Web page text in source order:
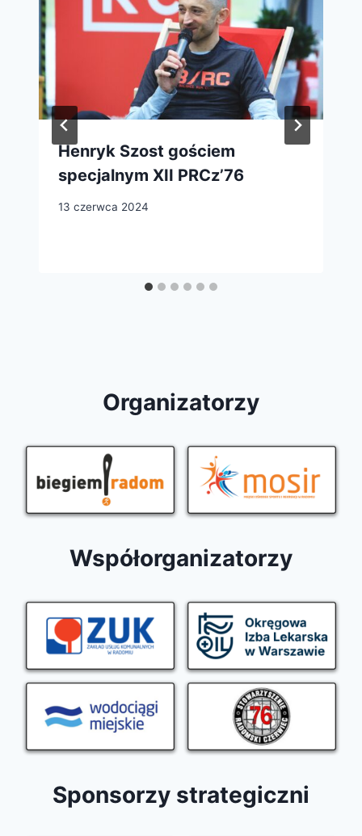
Henryk Szost gościem
specjalnym XII PRCz’76
13 czerwca 2024
Organizatorzy
Współorganizatorzy
Sponsorzy strategiczni